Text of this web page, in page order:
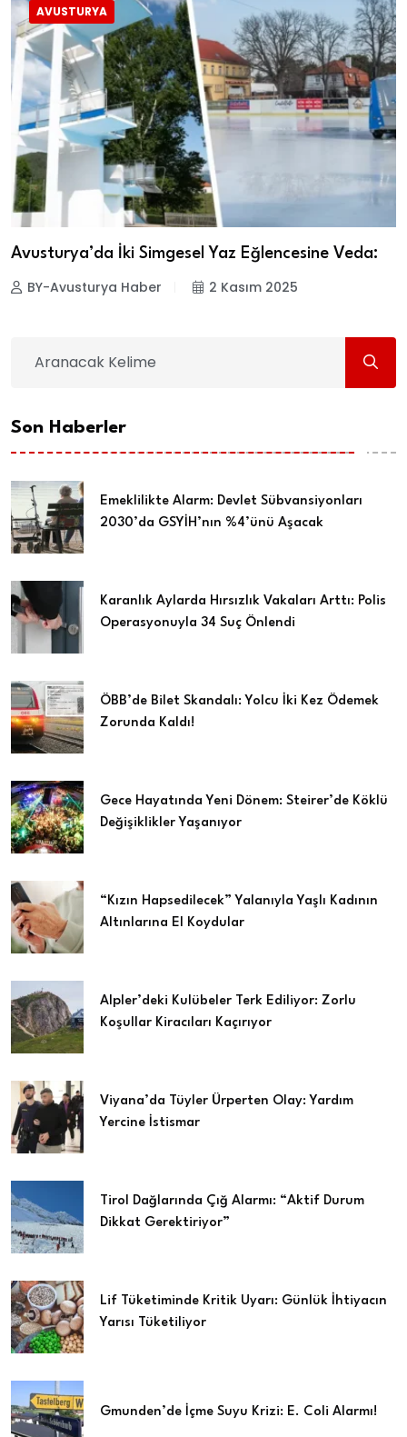
AVUSTURYA
Avusturya’da İki Simgesel Yaz Eğlencesine Veda:
BY-Avusturya Haber 2 Kasım 2025
Son Haberler
Emeklilikte Alarm: Devlet Sübvansiyonları
2030’da GSYİH’nın %4’ünü Aşacak
Karanlık Aylarda Hırsızlık Vakaları Arttı: Polis
Operasyonuyla 34 Suç Önlendi
ÖBB’de Bilet Skandalı: Yolcu İki Kez Ödemek
Zorunda Kaldı!
Gece Hayatında Yeni Dönem: Steirer’de Köklü
Değişiklikler Yaşanıyor
“Kızın Hapsedilecek” Yalanıyla Yaşlı Kadının
Altınlarına El Koydular
Alpler’deki Kulübeler Terk Ediliyor: Zorlu
Koşullar Kiracıları Kaçırıyor
Viyana’da Tüyler Ürperten Olay: Yardım
Yercine İstismar
Tirol Dağlarında Çığ Alarmı: “Aktif Durum
Dikkat Gerektiriyor”
Lif Tüketiminde Kritik Uyarı: Günlük İhtiyacın
Yarısı Tüketiliyor
Gmunden’de İçme Suyu Krizi: E. Coli Alarmı!